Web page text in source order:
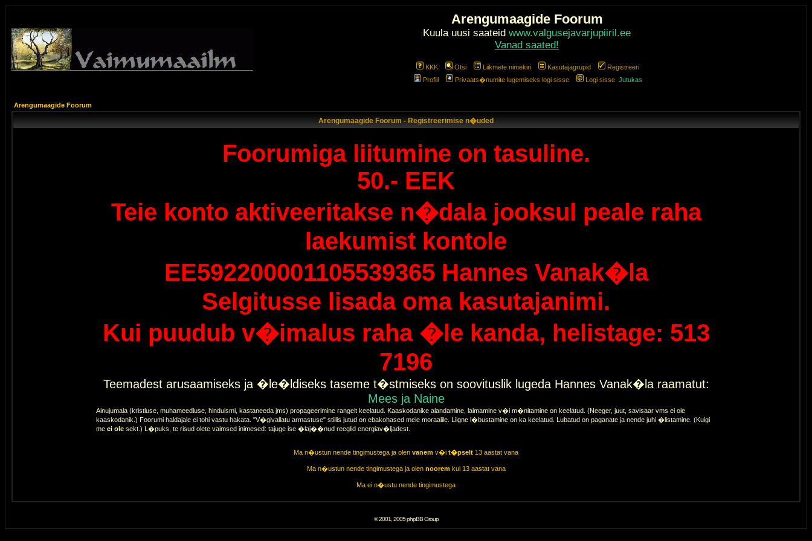
Arengumaagide Foorum
Kuula uusi saateid www.valgusejavarjupiiril.ee
Vanad saated!
KKK Otsi Liikmete nimekiri Kasutajagrupid
Registreeri
Profiil
Privaats�numite lugemiseks logi sisse Logi sisse Jutukas
Arengumaagide Foorum
Arengumaagide Foorum - Registreerimise n�uded
Foorumiga liitumine on tasuline.
50.- EEK
Teie konto aktiveeritakse n�dala jooksul peale raha
laekumist kontole
EE592200001105539365 Hannes Vanak�la
Selgitusse lisada oma kasutajanimi.
Kui puudub v�imalus raha �le kanda, helistage: 513
7196
Teemadest arusaamiseks ja �le�ldiseks taseme t�stmiseks on soovituslik lugeda Hannes Vanak�la raamatut:
Mees ja Naine
Ainujumala (kristluse, muhameedluse, hinduismi, kastaneeda jms) propageerimine rangelt keelatud. Kaaskodanike alandamine, laimamine v�i m�nitamine on keelatud. (Neeger, juut, savisaar vms ei ole
kaaskodanik.) Foorumi haldajale ei tohi vastu hakata. "V�givallatu armastuse" stiilis jutud on ebakohased meie moraalile. Liigne l�bustamine on ka keelatud. Lubatud on paganate ja nende juhi �listamine. (Kuigi
me ei olesekt.) L�puks, te risud olete vaimsed inimesed: tajuge ise �laj��nud reeglid energiav�ljadest.
Ma n�ustun nende tingimustega ja olen vanem v�i t�pselt 13 aastat vana
Ma n�ustun nende tingimustega ja olen nooremkui 13 aastat vana
Ma ei n�ustu nende tingimustega
© 2001, 2005 phpBB Group